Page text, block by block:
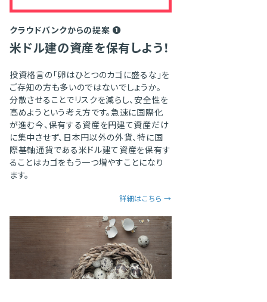
クラウドバンクからの提案 ❶
米ドル建の資産を保有しよう！
投資格言の「卵はひとつのカゴに盛るな」を
ご存知の方も多いのではないでしょうか。
分散させることでリスクを減らし、安全性を
高めようという考え方です。急速に国際化
が進む今、保有する資産を円建て資産だけ
に集中させず、日本円以外の外貨、特に国
際基軸通貨である米ドル建て資産を保有す
ることはカゴをもう一つ増やすことになり
ます。
詳細はこちら →